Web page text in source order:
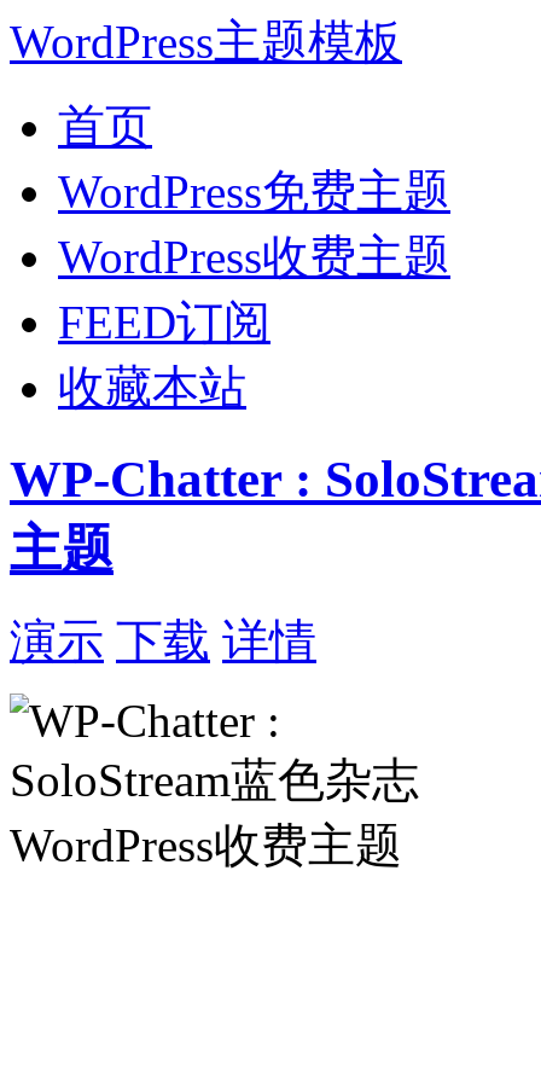
WordPress主题模板
首页
WordPress免费主题
WordPress收费主题
FEED订阅
收藏本站
WP-Chatter :
主题
演示 下载 详情